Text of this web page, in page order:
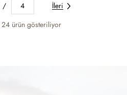
/ 4
İleri
24 ürün gösteriliyor